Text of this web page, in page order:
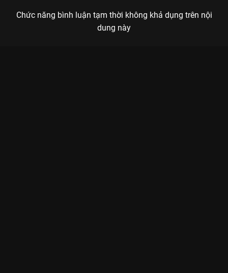
Chức năng bình luận tạm thời không khả dụng trên nội
dung này